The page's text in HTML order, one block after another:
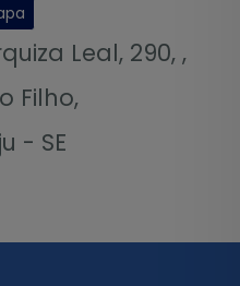
Leal, 290, ,
Filho,
- SE